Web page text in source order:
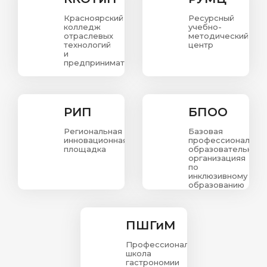
Красноярский
колледж
отраслевых
технологий
и
предпринимательства.
Ресурсный
учебно-
методический
центр
РИП
Региональная
инновационная
площадка
БПОО
Базовая
образовательная
организацияя
по
инклюзивному
образованию
ПШГиМ
Профессиональная
школа
гастрономии